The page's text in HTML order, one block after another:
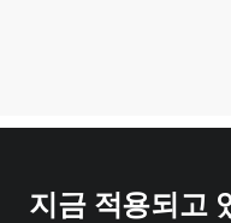
지금 적용되고